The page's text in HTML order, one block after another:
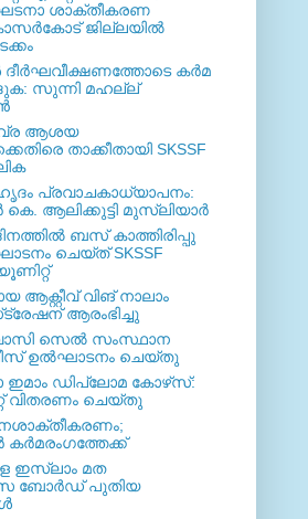
ശാക്തീകരണ
ജില്ലയില്‍
കര്‍മ
സുന്നി മഹല്ല്
ആശയ
താക്കീതായി SKSSF
പ്രവാചകാധ്യാപനം:
ആലിക്കുട്ടി മുസ്ലിയാർ
ബസ് കാത്തിരിപ്പു
ചെയ്ത്‌ SKSSF
ആക്റ്റീവ് വിങ് നാലാം
ആരംഭിച്ചു
സെല്‍ സംസ്ഥാന
ഉല്‍ഘാടനം ചെയ്തു
ഡിപ്ലോമ കോഴ്‌സ്:
വിതരണം ചെയ്തു
കര്‍മരംഗത്തേക്ക്
ഇസ്ലാം മത
ബോര്‍ഡ് പുതിയ